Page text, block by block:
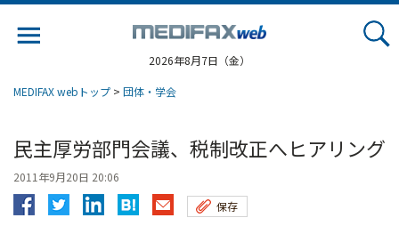
2026年8月7日（金）
MEDIFAX webトップ > 団体・学会
民主厚労部門会議、税制改正へヒアリング
2011年9月20日 20:06
保存